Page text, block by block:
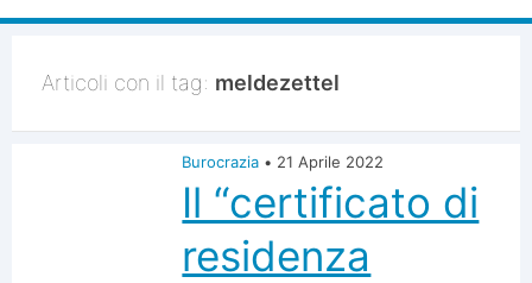
Articoli con il tag: meldezettel
Burocrazia • 21 Aprile 2022
Il “certificato di
residenza